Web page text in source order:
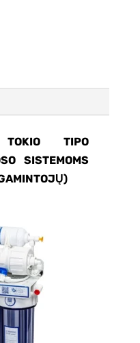
TIPO
SISTEMOMS